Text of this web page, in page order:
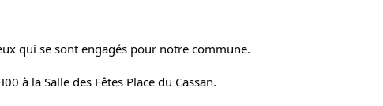
qui se sont engagés pour notre commune.
à la Salle des Fêtes Place du Cassan.